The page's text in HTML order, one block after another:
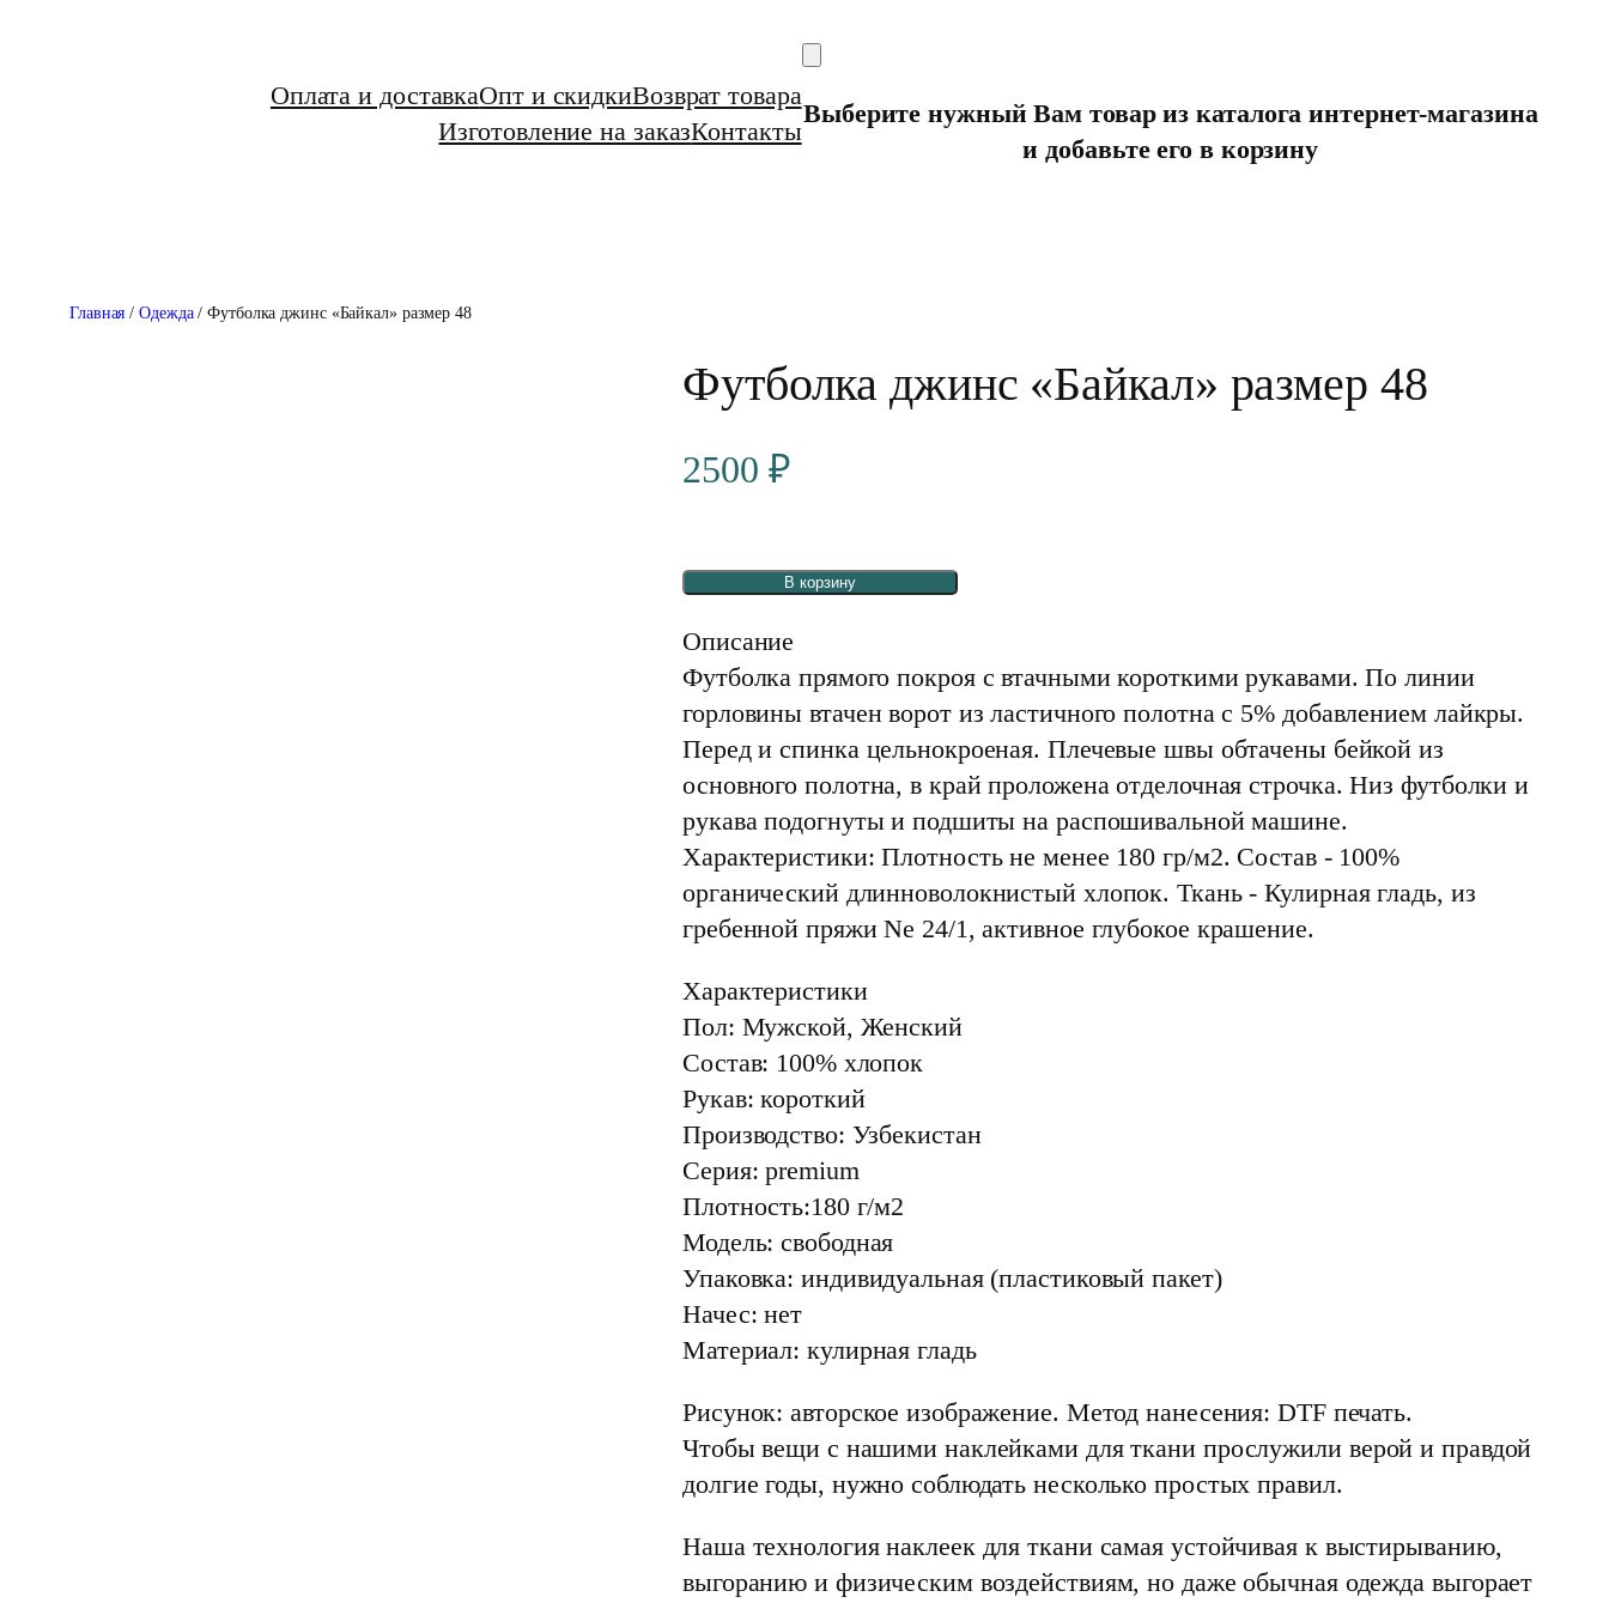
Оплата и доставкаОпт и скидкиВозврат товара
Изготовление на заказКонтакты
Выберите нужный Вам товар из каталога интернет-магазина
и добавьте его в корзину
Главная /Одежда/ Футболка джинс «Байкал» размер 48
Футболка джинс «Байкал» размер 48
2500 ₽
В корзину
Описание
Футболка прямого покроя с втачными короткими рукавами. По линии
горловины втачен ворот из ластичного полотна с 5% добавлением лайкры.
Перед и спинка цельнокроеная. Плечевые швы обтачены бейкой из
основного полотна, в край проложена отделочная строчка. Низ футболки и
рукава подогнуты и подшиты на распошивальной машине.
Характеристики: Плотность не менее 180 гр/м2. Состав - 100%
органический длинноволокнистый хлопок. Ткань - Кулирная гладь, из
гребенной пряжи Ne 24/1, активное глубокое крашение.
Характеристики
Пол: Мужской, Женский
Состав: 100% хлопок
Рукав: короткий
Производство: Узбекистан
Серия: premium
Плотность:180 г/м2
Модель: свободная
Упаковка: индивидуальная (пластиковый пакет)
Начес: нет
Материал: кулирная гладь
Рисунок: авторское изображение. Метод нанесения: DTF печать.
Чтобы вещи с нашими наклейками для ткани прослужили верой и правдой
долгие годы, нужно соблюдать несколько простых правил.
Наша технология наклеек для ткани самая устойчивая к выстирыванию,
выгоранию и физическим воздействиям, но даже обычная одежда выгорает